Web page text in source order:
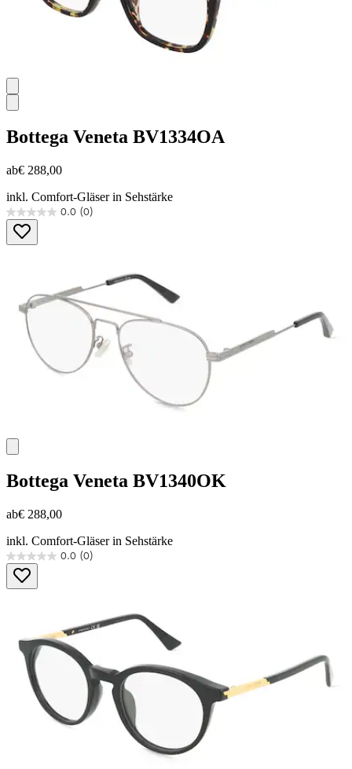
Bottega Veneta BV1334OA
ab€ 288,00
inkl. Comfort-Gläser in Sehstärke
0.0 (0)
0.0
von
5
Bottega Veneta BV1340OK
ab€ 288,00
inkl. Comfort-Gläser in Sehstärke
0.0 (0)
0.0
von
5